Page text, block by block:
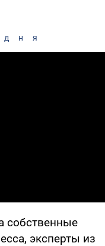
Video
собственные
эксперты из